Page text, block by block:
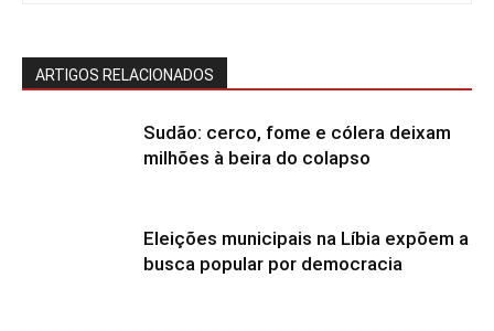
ARTIGOS RELACIONADOS
Sudão: cerco, fome e cólera deixam
milhões à beira do colapso
Eleições municipais na Líbia expõem a
busca popular por democracia